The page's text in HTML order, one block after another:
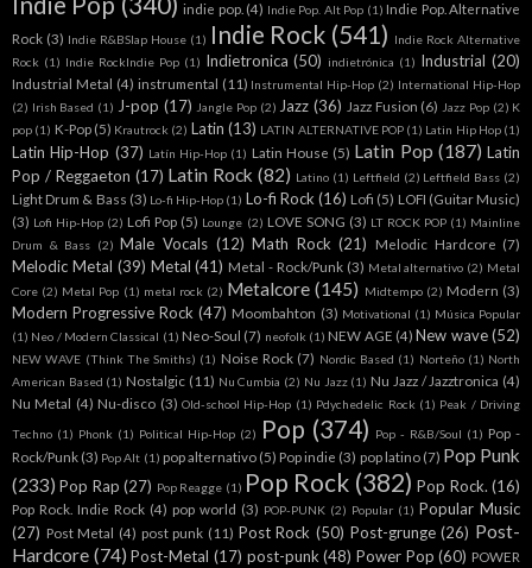
indie pop. (4) Indie Pop. Alt Pop (1) Indie Pop. Alternative
Rock (3) Indie R&BSlap House (1) Indie Rock (541) Indie Rock Alternative
Rock (1) Indie RockIndie Pop (1) Indietronica (50) indietrónica (1) Industrial (20)
Industrial Metal (4) instrumental (11) Instrumental Hip-Hop (2) International Hip-Hop
(2) Irish Based (1) J-pop (17) Jangle Pop (2) Jazz (36) Jazz Fusion (6) Jazz Pop (2) K
pop (1) K-Pop (5) Krautrock (2) Latin (13) LATIN ALTERNATIVE POP (1) Latin Hip Hop (1)
Latin Hip-Hop (37) Latín Hip-Hop (1) Latin House (5) Latin Pop (187) Latin
Pop / Reggaeton (17) Latin Rock (82) Latino (1) Leftfield (2) Leftfield Bass (2)
Light Drum & Bass (3) Lo-fi Hip-Hop (1) Lo-fi Rock (16) Lofi (5) LOFI (Guitar Music)
(3) Lofi Hip-Hop (2) Lofi Pop (5) Lounge (2) LOVE SONG (3) LT ROCK POP (1) Mainline
Drum & Bass (2) Male Vocals (12) Math Rock (21) Melodic Hardcore (7)
Melodic Metal (39) Metal (41) Metal - Rock/Punk (3) Metal alternativo (2) Metal
Core (2) Metal Pop (1) metal rock (2) Metalcore (145) Midtempo (2) Modern (3)
Modern Progressive Rock (47) Moombahton (3) Motivational (1) Música Popular
(1) Neo / Modern Classical (1) Neo-Soul (7) neofolk (1) NEW AGE (4) New wave (52)
NEW WAVE (Think The Smiths) (1) Noise Rock (7) Nordic Based (1) Norteño (1) North
American Based (1) Nostalgic (11) Nu Cumbia (2) Nu Jazz (1) Nu Jazz / Jazztronica (4)
Nu Metal (4) Nu-disco (3) Old-school Hip-Hop (1) Pdychedelic Rock (1) Peak / Driving
Techno (1) Phonk (1) Political Hip-Hop (2) Pop (374) Pop - R&B/Soul (1) Pop -
Rock/Punk (3) Pop Alt (1) pop alternativo (5) Pop indie (3) pop latino (7) Pop Punk
(233) Pop Rap (27) Pop Reagge (1) Pop Rock (382) Pop Rock. (16)
Pop Rock. Indie Rock (4) pop world (3) POP-PUNK (2) Popular (1) Popular Music
(27) Post Metal (4) post punk (11) Post Rock (50) Post-grunge (26) Post-
Hardcore (74) Post-Metal (17) post-punk (48) Power Pop (60) POWER